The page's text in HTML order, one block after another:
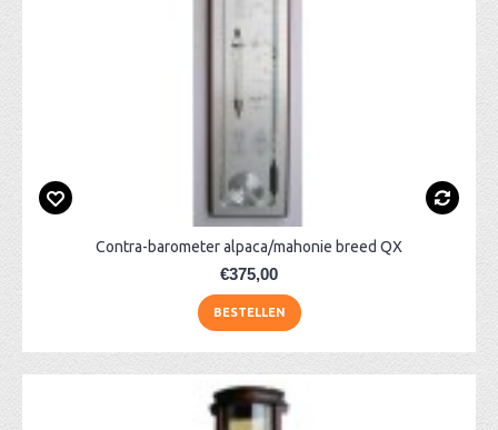
Contra-barometer alpaca/mahonie breed QX
€375,00
BESTELLEN